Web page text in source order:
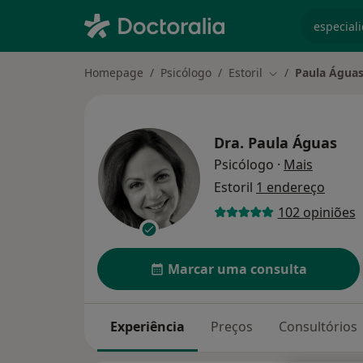
Homepage Psicólogo Estoril Mudar de cidade
Paula Águas
Dra. Paula Águas
Psicólogo · Mais
Estoril 1 endereço
102 opiniões
Marcar uma consulta
Experiência Preços Consultórios